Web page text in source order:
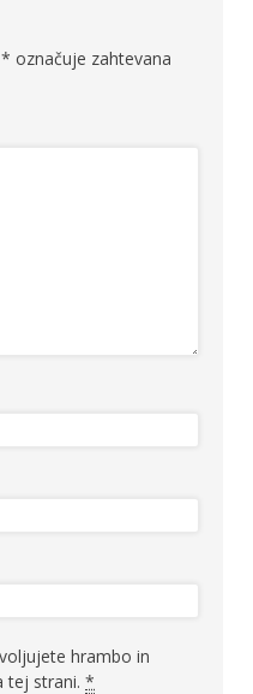
* označuje zahtevana
hrambo in
tej strani. *